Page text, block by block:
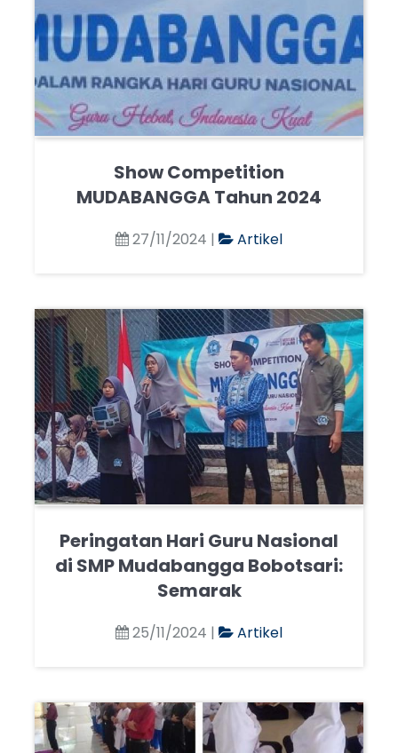
Show Competition
MUDABANGGA Tahun 2024
27/11/2024 | Artikel
Peringatan Hari Guru Nasional
di SMP Mudabangga Bobotsari:
Semarak
25/11/2024 | Artikel